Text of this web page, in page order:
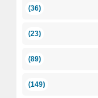
(36)
(23)
(89)
(149)